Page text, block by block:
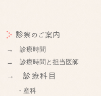
診察のご案内
→ 診療時間
→ 診療時間と担当医師
→ 診療科目
・産科